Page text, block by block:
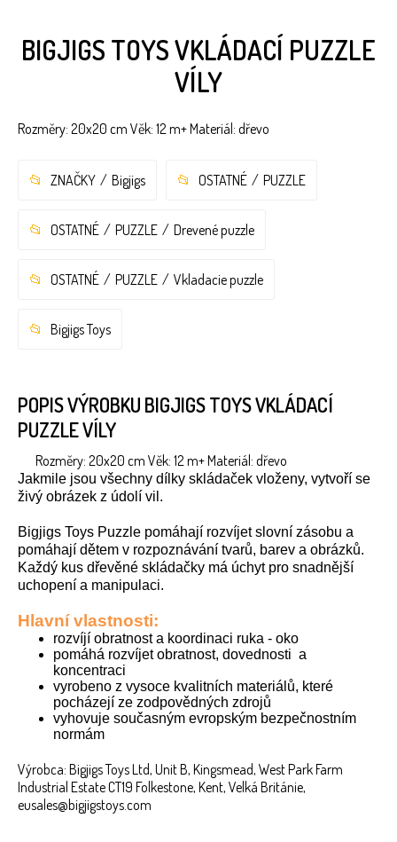
BIGJIGS TOYS VKLÁDACÍ PUZZLE
VÍLY
Rozměry: 20x20 cm Věk: 12 m+ Materiál: dřevo
ZNAČKY Bigjigs OSTATNÉ PUZZLE
OSTATNÉ PUZZLE Drevené puzzle
OSTATNÉ PUZZLE Vkladacie puzzle
Bigjigs Toys
POPIS VÝROBKU BIGJIGS TOYS VKLÁDACÍ
PUZZLE VÍLY
Rozměry: 20x20 cm Věk: 12 m+ Materiál: dřevo
Jakmile jsou všechny dílky skládaček vloženy, vytvoří se
živý obrázek z údolí vil.
Bigjigs Toys Puzzle pomáhají rozvíjet slovní zásobu a
pomáhají dětem v rozpoznávání tvarů, barev a obrázků.
Každý kus dřevěné skládačky má úchyt pro snadnější
uchopení a manipulaci.
Hlavní vlastnosti:
rozvíjí obratnost a koordinaci ruka - oko
pomáhá rozvíjet obratnost, dovednosti a
koncentraci
vyrobeno z vysoce kvalitních materiálů, které
pocházejí ze zodpovědných zdrojů
vyhovuje současným evropským bezpečnostním
normám
Výrobca: Bigjigs Toys Ltd, Unit B, Kingsmead, West Park Farm
Industrial Estate CT19 Folkestone, Kent, Velká Británie,
eusales@bigjigstoys.com